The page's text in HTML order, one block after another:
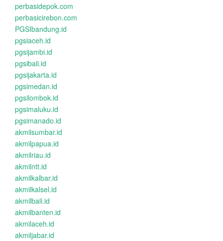
perbasidepok.com
perbasicirebon.com
PGSIbandung.id
pgsiaceh.id
pgsijambi.id
pgsibali.id
pgsijakarta.id
pgsimedan.id
pgsilombok.id
pgsimaluku.id
pgsimanado.id
akmilsumbar.id
akmilpapua.id
akmilriau.id
akmilntt.id
akmilkalbar.id
akmilkalsel.id
akmilbali.id
akmilbanten.id
akmilaceh.id
akmiljabar.id